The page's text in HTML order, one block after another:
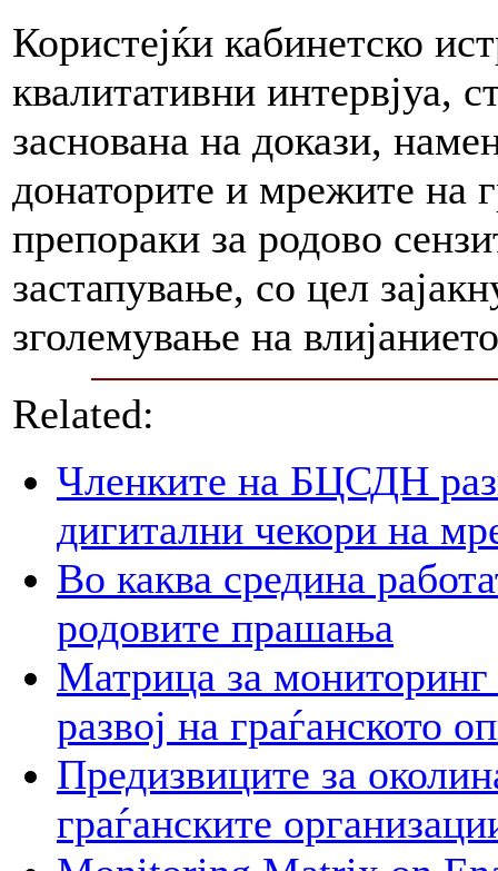
Користејќи кабинетско
квалитативни интервјуа,
заснована на докази,
донаторите и мрежите на
препораки за родово
застапување, со цел
зголемување на
Related:
Членките на БЦСДН
дигитални чекори на
Во каква средина
родовите прашања
Матрица за мониторинг
развој на граѓанското
Предизвиците за
граѓанските